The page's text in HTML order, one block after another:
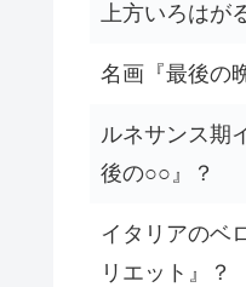
上方いろはが
名画『最後の
ルネサンス期
後の○○』？
イタリアのベ
リエット』？